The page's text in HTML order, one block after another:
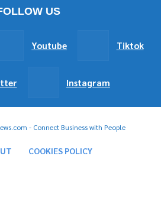
US
Youtube Tiktok
Instagram
- Connect Business with People
COOKIES POLICY